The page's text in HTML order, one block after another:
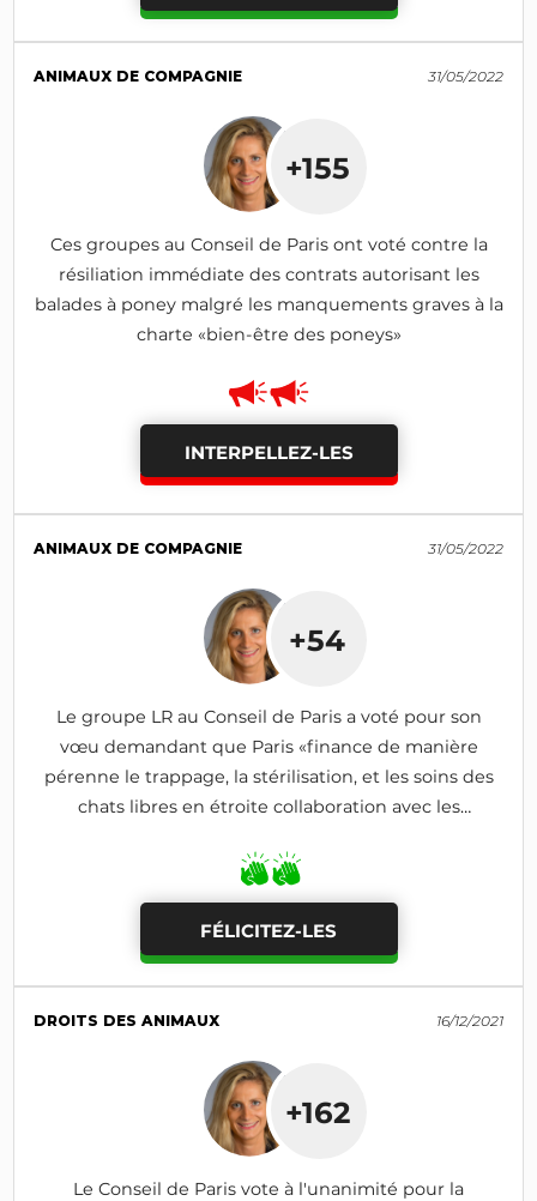
ANIMAUX DE COMPAGNIE 31/05/2022
+155
Ces groupes au Conseil de Paris ont voté contre la
résiliation immédiate des contrats autorisant les
balades à poney malgré les manquements graves à la
charte «bien-être des poneys»
INTERPELLEZ-LES
ANIMAUX DE COMPAGNIE 31/05/2022
+54
Le groupe LR au Conseil de Paris a voté pour son
vœu demandant que Paris «finance de manière
pérenne le trappage, la stérilisation, et les soins des
chats libres en étroite collaboration avec les
FÉLICITEZ-LES
DROITS DES ANIMAUX 16/12/2021
+162
Le Conseil de Paris vote à l'unanimité pour la